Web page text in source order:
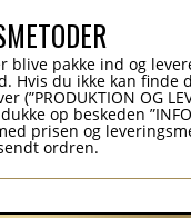
blive pakke ind og
Hvis du ikke kan finde
OG
dukke op beskeden
prisen og
ordren.